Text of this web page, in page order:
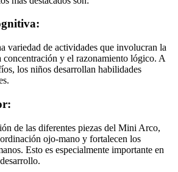
variedad de actividades que involucran la
concentración y el razonamiento lógico. A
los niños desarrollan habilidades
de las diferentes piezas del Mini Arco,
ojo-mano y fortalecen los
Esto es especialmente importante en